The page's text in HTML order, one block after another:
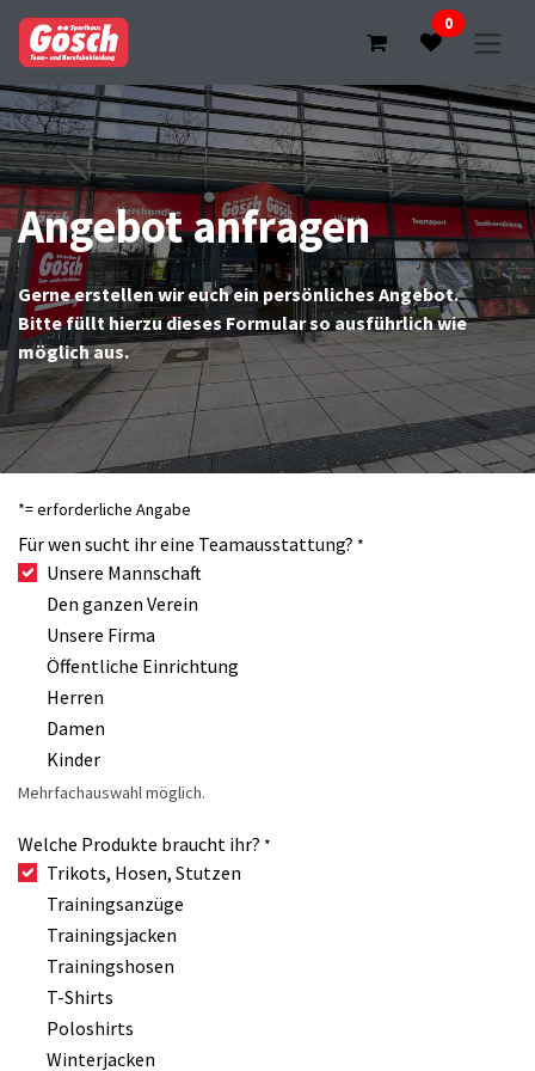
0
Angebot anfragen
Gerne erstellen wir euch ein persönliches Angebot.
Bitte füllt hierzu dieses Formular so ausführlich wie
möglich aus.
*= erforderliche Angabe
Für wen sucht ihr eine Teamausstattung? *
Unsere Mannschaft
Den ganzen Verein
Unsere Firma
Öffentliche Einrichtung
Herren
Damen
Kinder
Mehrfachauswahl möglich.
Welche Produkte braucht ihr? *
Trikots, Hosen, Stutzen
Trainingsanzüge
Trainingsjacken
Trainingshosen
T-Shirts
Poloshirts
Winterjacken